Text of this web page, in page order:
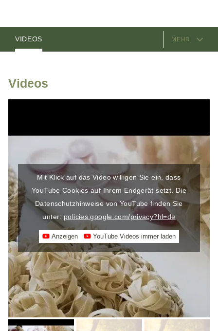
MEHR
AUSSTATTUNG
ZIMMER
VIDEOS
Videos
Mit Klick auf das Video willigen Sie ein, dass
YouTube Cookies auf Ihrem Endgerät setzt. Die
Datenschutzhinweise von YouTube finden Sie
unter: policies.google.com/privacy?hl=de
Anzeigen YouTube Videos immer laden